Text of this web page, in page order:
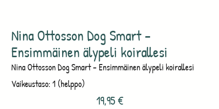
Nina Ottosson Dog Smart –
Ensimmäinen älypeli koirallesi
Nina Ottosson Dog Smart – Ensimmäinen älypeli koirallesi
Vaikeustaso: 1 (helppo)
19,95€